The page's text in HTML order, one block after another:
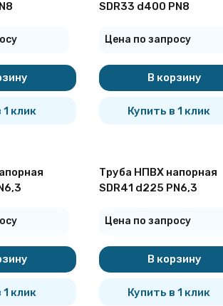
1 клик
SDR33 d400 PN8
Цена по запросу
В корзину
Купить в 1 клик
1 клик
Труба НПВХ напорная
SDR41 d225 PN6,3
Цена по запросу
В корзину
Купить в 1 клик